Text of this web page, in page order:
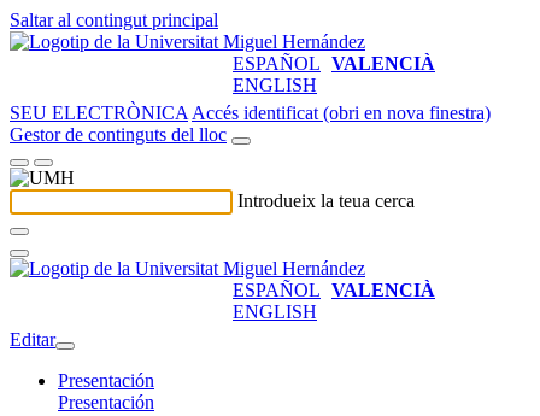
Saltar al contingut principal
ESPAÑOL VALENCIÀ
ENGLISH
SEU ELECTRÒNICA Accés identificat (obri en nova finestra)
Gestor de continguts del lloc
Introdueix la teua cerca
ESPAÑOL VALENCIÀ
ENGLISH
Editar
Presentación
Presentación